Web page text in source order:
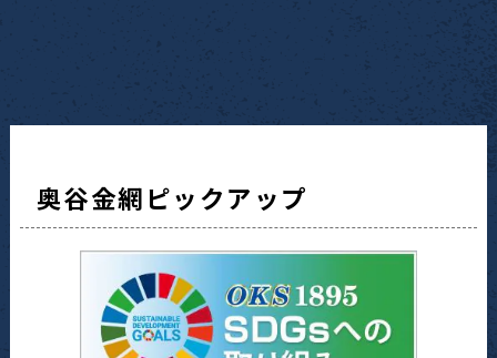
奥谷金網ピックアップ